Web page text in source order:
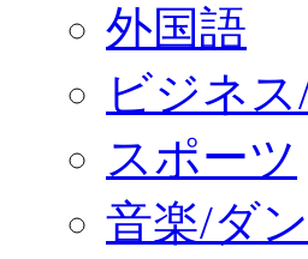
外国語
ビジネス
スポーツ
音楽/ダ